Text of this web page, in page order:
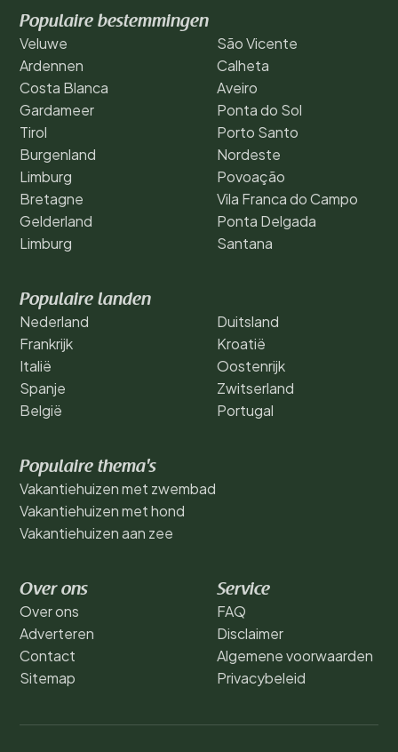
Populaire bestemmingen
Veluwe
Ardennen
Costa Blanca
Gardameer
Tirol
Burgenland
Limburg
Bretagne
Gelderland
Limburg
São Vicente
Calheta
Aveiro
Ponta do Sol
Porto Santo
Nordeste
Povoação
Vila Franca do Campo
Ponta Delgada
Santana
Populaire landen
Nederland
Frankrijk
Italië
Spanje
België
Duitsland
Kroatië
Oostenrijk
Zwitserland
Portugal
Populaire thema's
Vakantiehuizen met zwembad
Vakantiehuizen met hond
Vakantiehuizen aan zee
Over ons
Over ons
Adverteren
Contact
Sitemap
Service
FAQ
Disclaimer
Algemene voorwaarden
Privacybeleid